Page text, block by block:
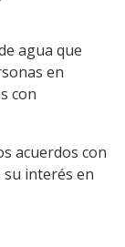
agua que
en
con
acuerdos con
interés en